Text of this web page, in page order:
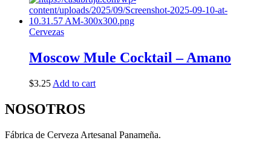
Cervezas
Moscow Mule Cocktail – Amano
$3.25 Add to cart
NOSOTROS
Fábrica de Cerveza Artesanal Panameña.